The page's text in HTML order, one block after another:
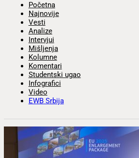
Početna
Najnovije
Vesti
Analize
Intervjui
Mišljenja
Kolumne
Komentari
Studentski ugao
Infografici
Video
EWB Srbija